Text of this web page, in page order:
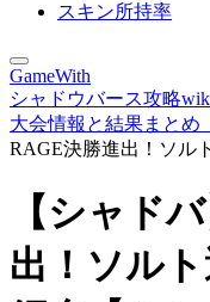
スキン所持率
GameWith
シャドウバース攻略
大会情報と結果まとめ
RAGE決勝進出！ソル
【シャド
出！ソル